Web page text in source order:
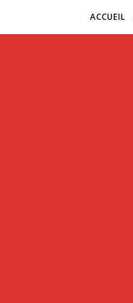
ACCUEIL